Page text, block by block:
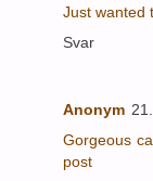
Just wanted
Svar
Anonym
Gorgeous
post